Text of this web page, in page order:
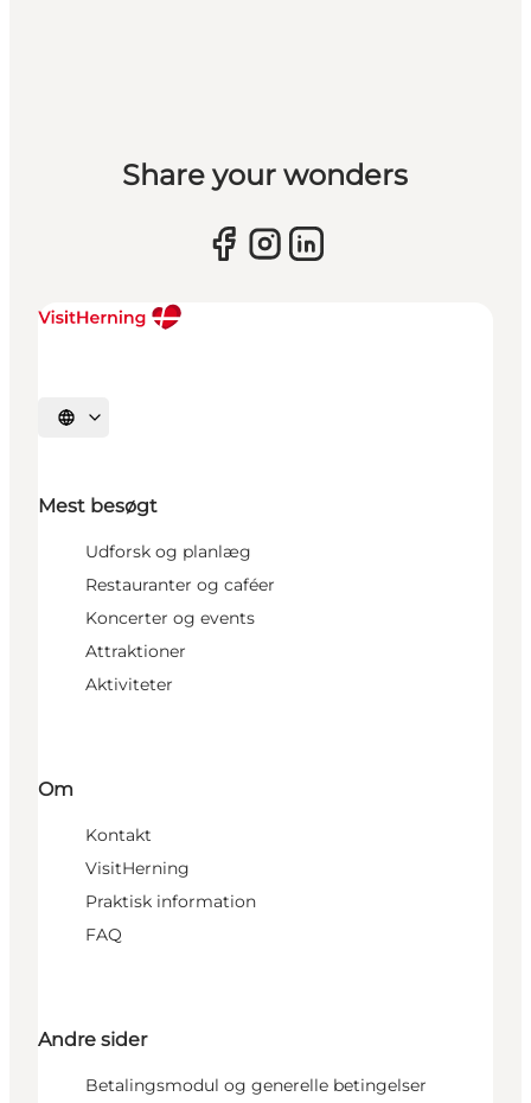
Share your wonders
Vælg sprog
Mest besøgt
Udforsk og planlæg
Restauranter og caféer
Koncerter og events
Attraktioner
Aktiviteter
Om
Kontakt
VisitHerning
Praktisk information
FAQ
Andre sider
Betalingsmodul og generelle betingelser